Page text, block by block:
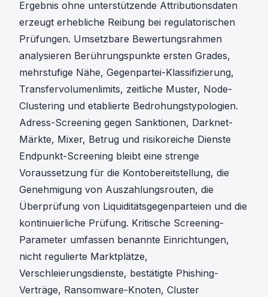
Ergebnis ohne unterstützende Attributionsdaten
erzeugt erhebliche Reibung bei regulatorischen
Prüfungen. Umsetzbare Bewertungsrahmen
analysieren Berührungspunkte ersten Grades,
mehrstufige Nähe, Gegenpartei-Klassifizierung,
Transfervolumenlimits, zeitliche Muster, Node-
Clustering und etablierte Bedrohungstypologien.
Adress-Screening gegen Sanktionen, Darknet-
Märkte, Mixer, Betrug und risikoreiche Dienste
Endpunkt-Screening bleibt eine strenge
Voraussetzung für die Kontobereitstellung, die
Genehmigung von Auszahlungsrouten, die
Überprüfung von Liquiditätsgegenparteien und die
kontinuierliche Prüfung. Kritische Screening-
Parameter umfassen benannte Einrichtungen,
nicht regulierte Marktplätze,
Verschleierungsdienste, bestätigte Phishing-
Verträge, Ransomware-Knoten, Cluster